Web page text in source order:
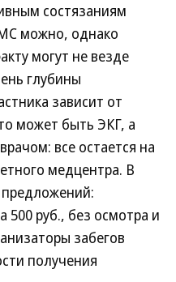
состязаниям
можно, однако
могут не везде
глубины
зависит от
может быть ЭКГ, а
все остается на
медцентра. В
500 руб., без осмотра и
забегов
получения